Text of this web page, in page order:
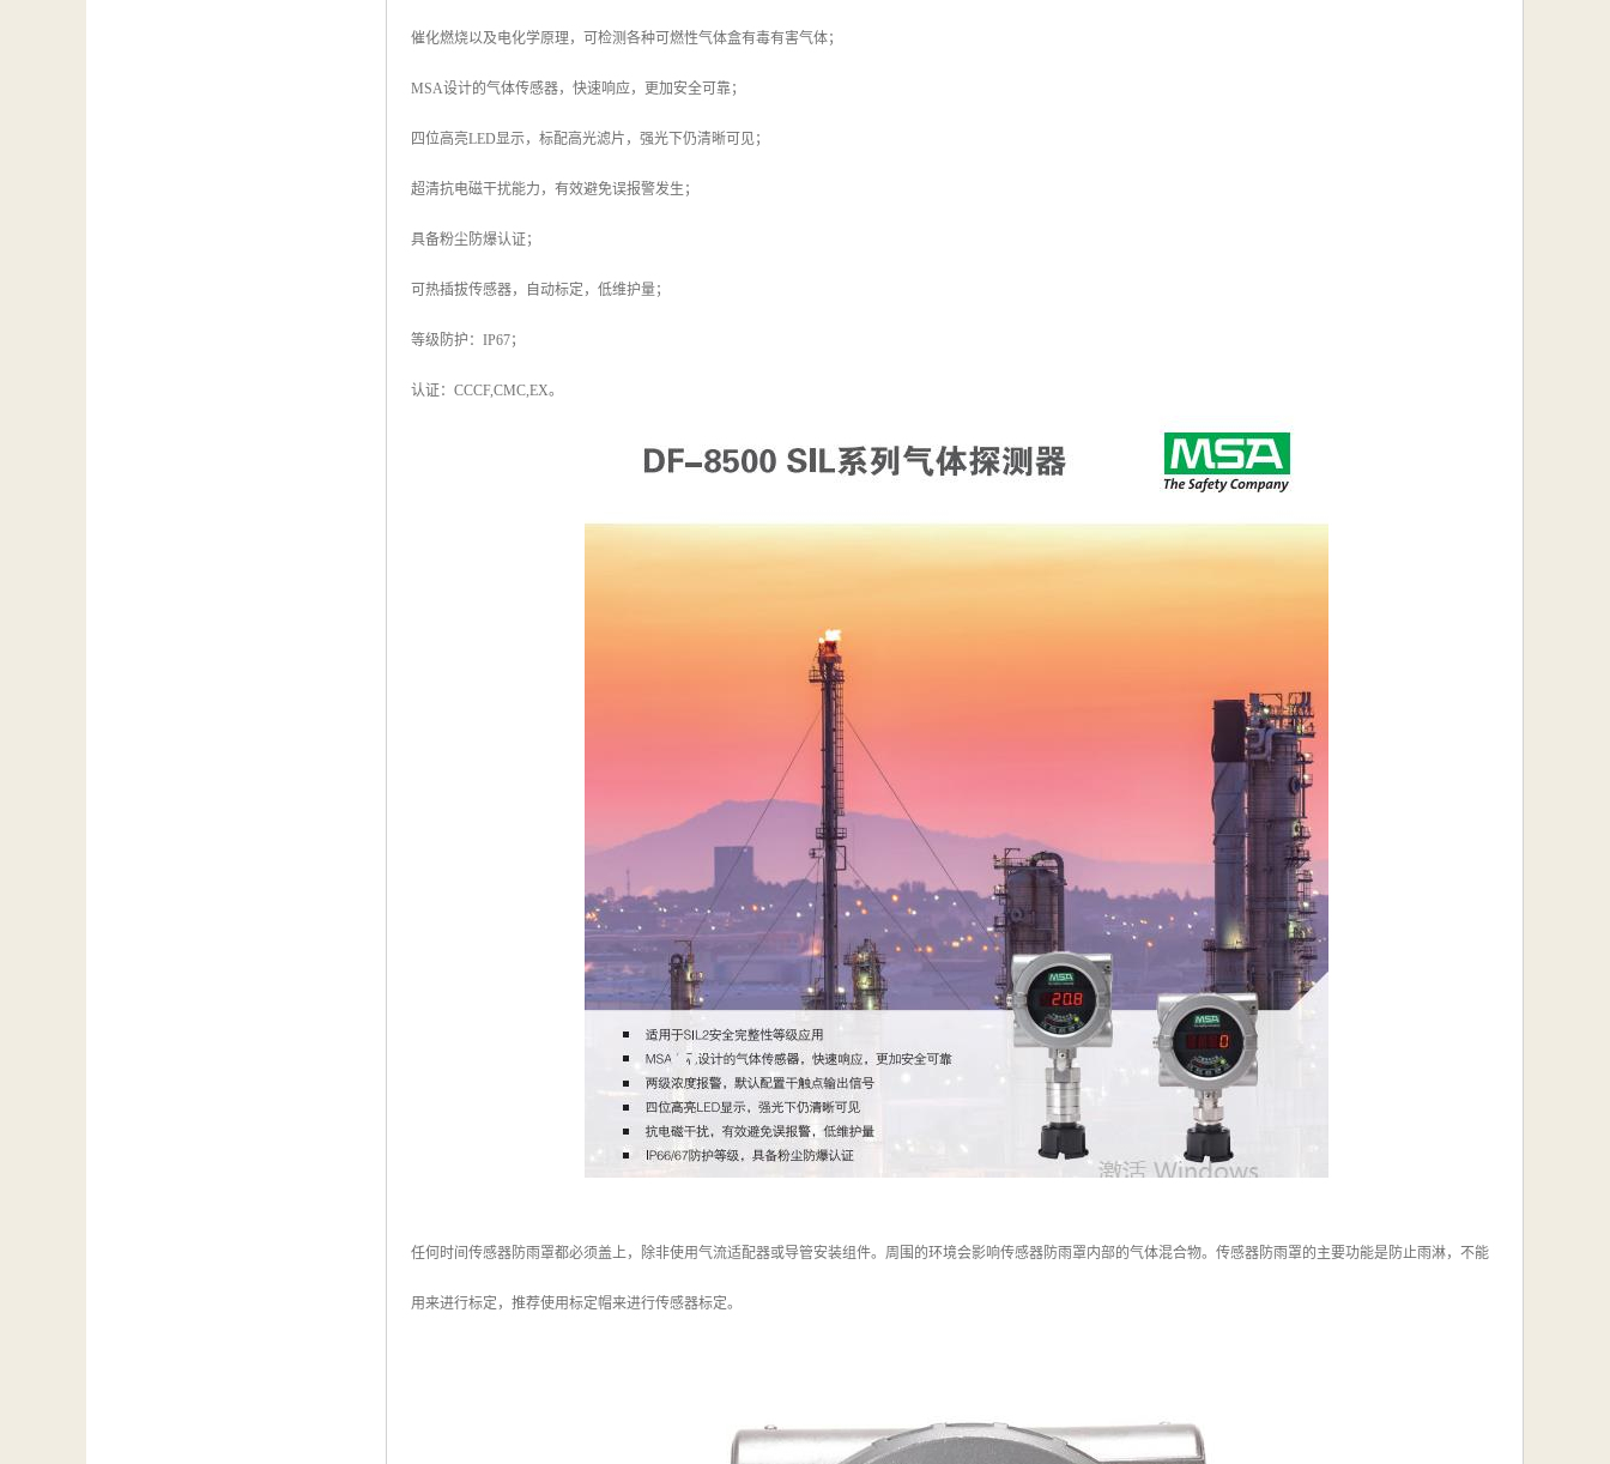
催化燃烧以及电化学原理，可检测各种可燃性气体盒有毒有害气体；
MSA设计的气体传感器，快速响应，更加安全可靠；
四位高亮LED显示，标配高光滤片，强光下仍清晰可见；
超清抗电磁干扰能力，有效避免误报警发生；
具备粉尘防爆认证；
可热插拔传感器，自动标定，低维护量；
等级防护：IP67；
认证：CCCF,CMC,EX。
任何时间传感器防雨罩都必须盖上，除非使用气流适配器或导管安装组件。周围的环境会影响传感器防雨罩内部的气体混合物。传感器防雨罩的主要功能是防止雨淋，不能
用来进行标定，推荐使用标定帽来进行传感器标定。